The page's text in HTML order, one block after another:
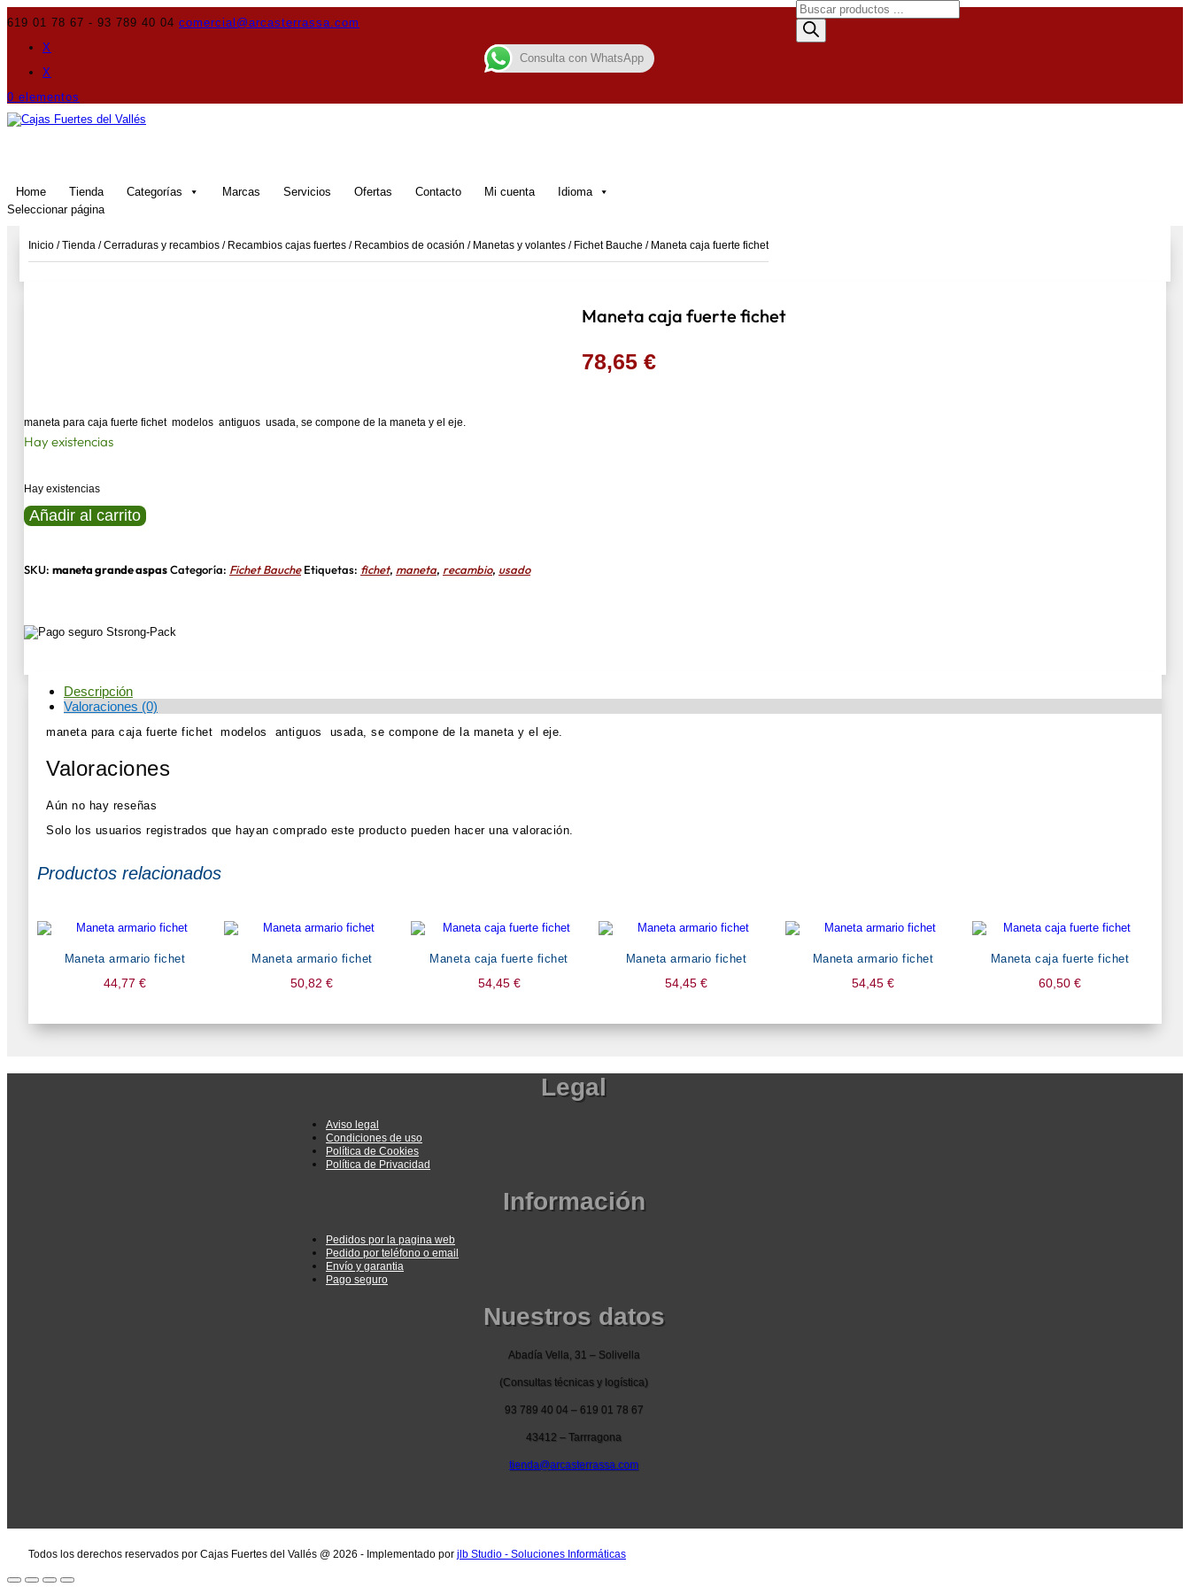
619 01 78 67 - 93 789 40 04 comercial@arcasterrassa.com
X
X
0 elementos
Home Tienda Categorías Marcas Servicios Ofertas Contacto Mi cuenta
Idioma
Seleccionar página
Búsqueda
de
productos
Inicio /Tienda /Cerraduras y recambios / Recambios cajas fuertes / Recambios de ocasión / Manetas y volantes / Fichet Bauche / Maneta caja fuerte fichet
Maneta caja fuerte fichet
78,65 €
maneta para caja fuerte fichet modelos antiguos usada, se compone de la maneta y el eje.
Hay existencias
Hay existencias
Maneta
caja
cantidad
Añadir al carrito
SKU: maneta grande aspasCategoría: Fichet Bauche Etiquetas: fichet, maneta, recambio, usado
Descripción
Valoraciones (0)
maneta para caja fuerte fichet modelos antiguos usada, se compone de la maneta y el eje.
Valoraciones
Aún no hay reseñas
Solo los usuarios registrados que hayan comprado este producto pueden hacer una valoración.
Productos relacionados
Maneta armario fichet
44,77€
Maneta armario fichet
50,82€
Maneta caja fuerte fichet
54,45 €
Maneta armario fichet
54,45 €
Maneta armario fichet
54,45 €
Maneta caja fuerte fichet
60,50€
Legal
Aviso legal
Condiciones de uso
Política de Cookies
Política de Privacidad
Información
Pedidos por la pagina web
Pedido por teléfono o email
Envío y garantia
Pago seguro
Nuestros datos
Abadía Vella, 31 – Solivella
(Consultas técnicas y logística)
93 789 40 04 – 619 01 78 67
43412 – Tarrragona
tienda@arcasterrassa.com
Todos los derechos reservados por Cajas Fuertes del Vallés @ 2026 - Implementado por jlb Studio - Soluciones Informáticas
Consulta con WhatsApp